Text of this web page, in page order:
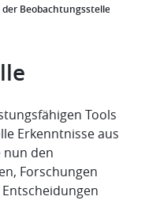
der Beobachtungsstelle
Tools
Erkenntnisse aus
nun den
Forschungen